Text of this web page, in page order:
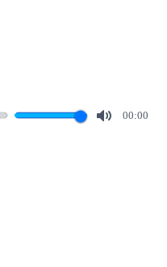
00:00